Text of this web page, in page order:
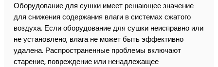
Оборудование для сушки имеет решающее значение
для снижения содержания влаги в системах сжатого
воздуха. Если оборудование для сушки неисправно или
не установлено, влага не может быть эффективно
удалена. Распространенные проблемы включают
старение, повреждение или ненадлежащее